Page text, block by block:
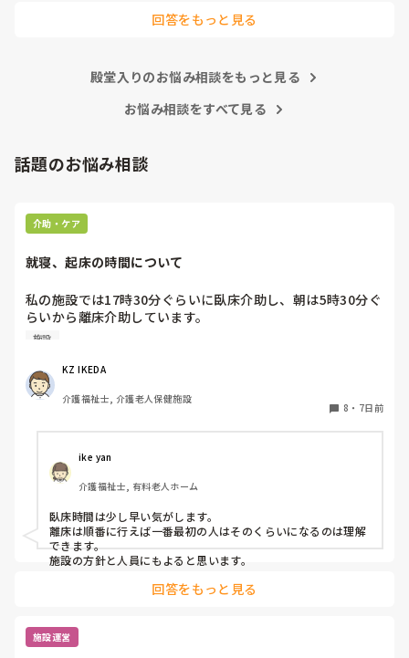
話をしない。話かけれる雰囲気でもない。上司も知ってか知
過ごした方が得よ。転職なんていつでも出来るし辞めたい時は
回答をもっと見る
殿堂入りのお悩み相談をもっと見る
お悩み相談をすべて見る
話題のお悩み相談
介助・ケア
就寝、起床の時間について
私の施設では17時30分ぐらいに臥床介助し、朝は5時30分ぐ
らいから離床介助しています。
順番は当然、身体状態や体調面を考慮して決めています。そ
が、みなさんの施設は何時ごろから臥床、離床されてます
か？
施設
KZ IKEDA
介護福祉士, 介護老人保健施設
8 ・ 7日前
ike yan
介護福祉士, 有料老人ホーム
臥床時間は少し早い気がします。
離床は順番に行えば一番最初の人はそのくらいになるのは理解
できます。
施設の方針と人員にもよると思います。
回答をもっと見る
施設運営